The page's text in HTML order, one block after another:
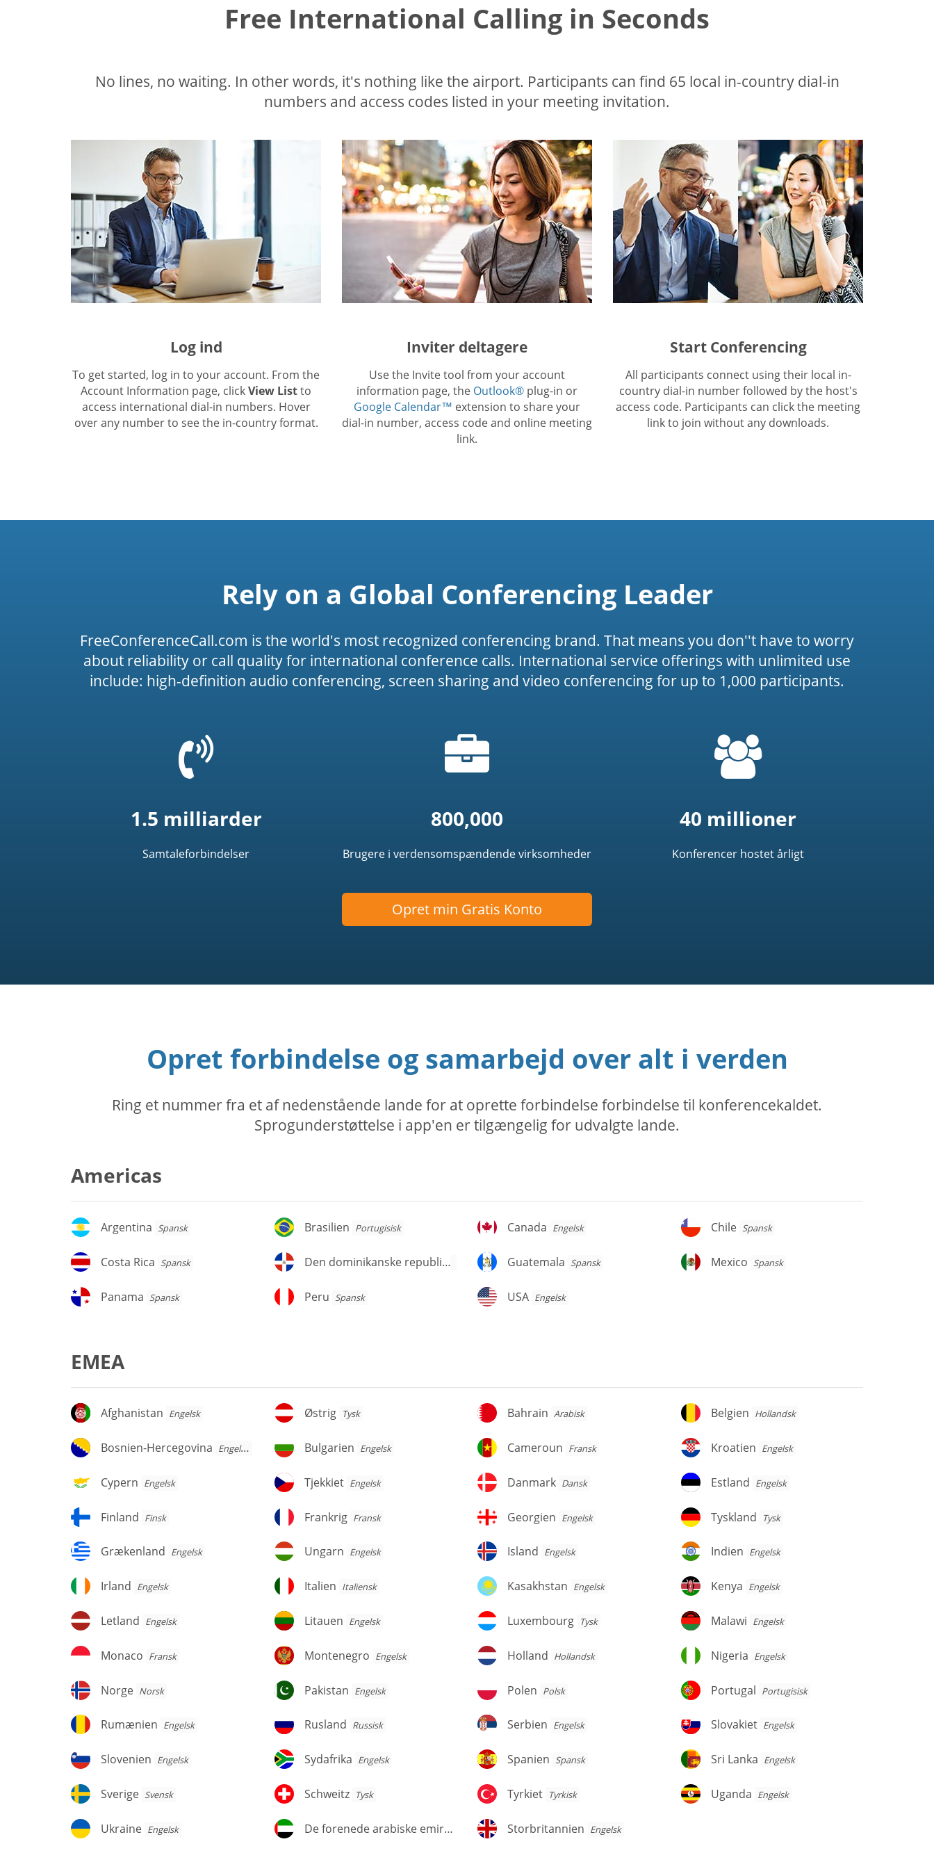
Free International Calling in Seconds
No lines, no waiting. In other words, it's nothing like the airport. Participants can find 65 local in-country dial-in
numbers and access codes listed in your meeting invitation.
Log ind
To get started, log in to your account. From the
Account Information page, clickView Listto
access international dial-in numbers. Hover
over any number to see the in-country format.
Inviter deltagere
Use the Invite tool from your account
information page, the Outlook® plug-in or
Google Calendar™ extension to share your
dial-in number, access code and online meeting
link.
Start Conferencing
All participants connect using their local in-
country dial-in number followed by the host's
access code. Participants can click the meeting
link to join without any downloads.
Rely on a Global Conferencing Leader
FreeConferenceCall.com is the world's most recognized conferencing brand. That means you don''t have to worry
about reliability or call quality for international conference calls. International service offerings with unlimited use
include: high-definition audio conferencing, screen sharing and video conferencing for up to 1,000 participants.
t('common.phone_icon')
1.5 milliarder
Samtaleforbindelser
ikon
800,000
Brugere i verdensomspændende virksomheder
40 millioner
Konferencer hostet årligt
Opret min Gratis Konto
Opret forbindelse og samarbejd over alt i verden
Ring et nummer fra et af nedenstående lande for at oprette forbindelse forbindelse til konferencekaldet.
Sprogunderstøttelse i app'en er tilgængelig for udvalgte lande.
Americas
Argentina
Argentina Spansk Brasilien
Brasilien Portugisisk Canada
Canada Engelsk Chile
Chile Spansk
Costa
Costa Rica Spansk
Den
republik
Den dominikanske republik Spansk Guatemala
Guatemala Spansk Mexico
Mexico Spansk
Panama
Panama Spansk Peru
Peru Spansk USA
USA Engelsk
EMEA
Afghanistan
Afghanistan Engelsk Østrig
Østrig Tysk Bahrain
Bahrain Arabisk Belgien
Belgien Hollandsk
Bosnien-
Bosnien-Hercegovina Engelsk Bulgarien
Bulgarien Engelsk Cameroun
Cameroun Fransk Kroatien
Kroatien Engelsk
Cypern
Cypern Engelsk Tjekkiet
Tjekkiet Engelsk Danmark
Danmark Dansk Estland
Estland Engelsk
Finland
Finland Finsk Frankrig
Frankrig Fransk Georgien
Georgien Engelsk Tyskland
Tyskland Tysk
Grækenland
Grækenland Engelsk Ungarn
Ungarn Engelsk Island
Island Engelsk Indien
Indien Engelsk
Irland
Irland Engelsk Italien
Italien Italiensk Kasakhstan
Kasakhstan Engelsk Kenya
Kenya Engelsk
Letland
Letland Engelsk Litauen
Litauen Engelsk Luxembourg
Luxembourg Tysk Malawi
Malawi Engelsk
Monaco
Monaco Fransk Montenegro
Montenegro Engelsk Holland
Holland Hollandsk Nigeria
Nigeria Engelsk
Norge
Norge Norsk Pakistan
Pakistan Engelsk Polen
Polen Polsk Portugal
Portugal Portugisisk
Rumænien
Rumænien Engelsk Rusland
Rusland Russisk Serbien
Serbien Engelsk Slovakiet
Slovakiet Engelsk
Slovenien
Slovenien Engelsk Sydafrika
Sydafrika Engelsk Spanien
Spanien Spansk
Sri
Sri Lanka Engelsk
Sverige
Sverige Svensk Schweitz
Schweitz Tysk Tyrkiet
Tyrkiet Tyrkisk Uganda
Uganda Engelsk
Ukraine
Ukraine Engelsk
De
De forenede arabiske emirater Arabisk Storbritannien
Storbritannien Engelsk